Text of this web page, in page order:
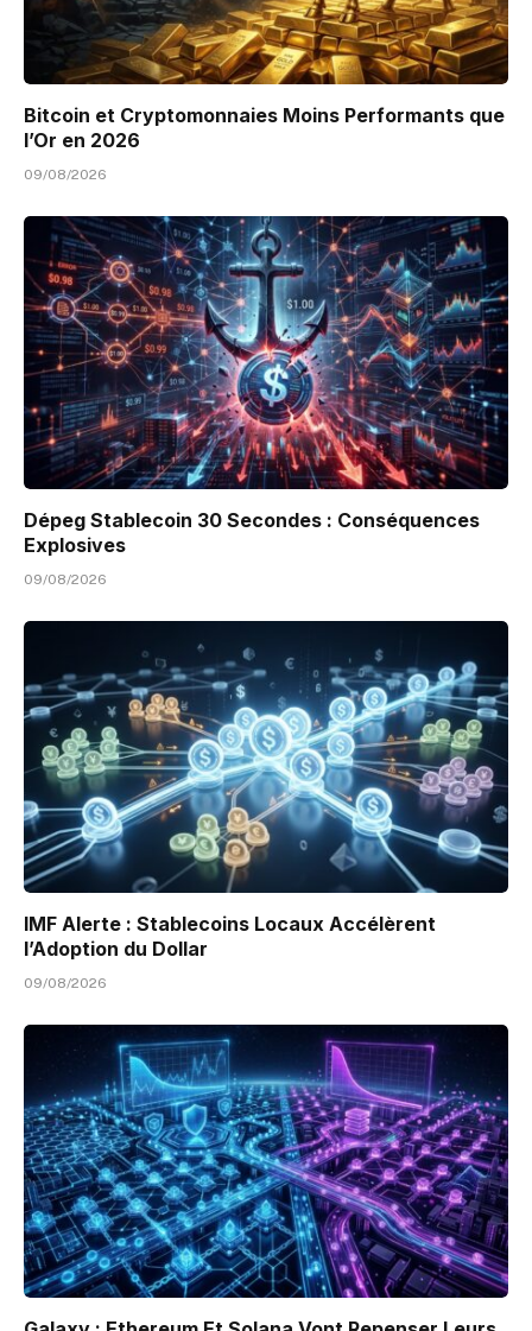
Bitcoin et Cryptomonnaies Moins Performants que
l’Or en 2026
09/08/2026
Dépeg Stablecoin 30 Secondes : Conséquences
Explosives
09/08/2026
IMF Alerte : Stablecoins Locaux Accélèrent
l’Adoption du Dollar
09/08/2026